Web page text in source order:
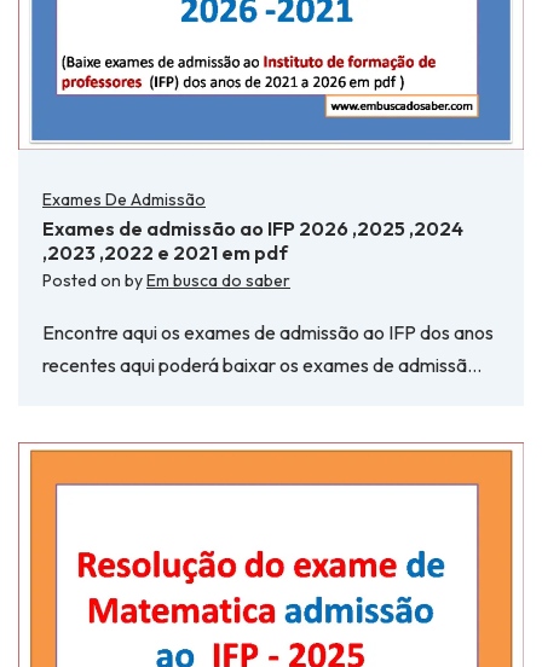
Exames De Admissão
Exames de admissão ao IFP 2026 ,2025 ,2024
,2023 ,2022 e 2021 em pdf
Posted on byEm busca do saber
Encontre aqui os exames de admissão ao IFP dos anos
recentes aqui poderá baixar os exames de admissã…